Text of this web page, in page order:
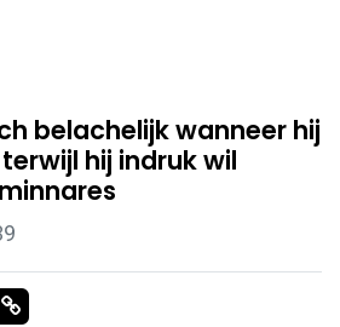
belachelijk wanneer hij
hij indruk wil
Whatsapp
via Mail
Delen via link